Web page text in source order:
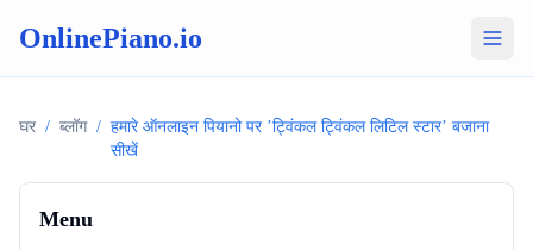
OnlinePiano.io
घर / ब्लॉग / हमारे ऑनलाइन पियानो पर ’ट्विंकल ट्विंकल लिटिल स्टार’ बजाना
सीखें
Menu